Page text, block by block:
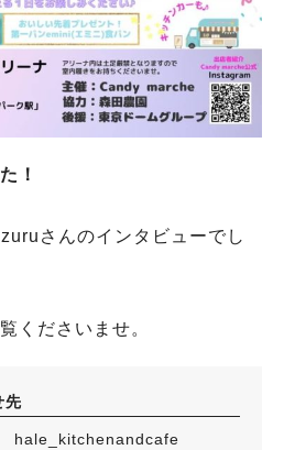
！
さんのインタビューでし
くださいませ。
先
hale_kitchenandcafe